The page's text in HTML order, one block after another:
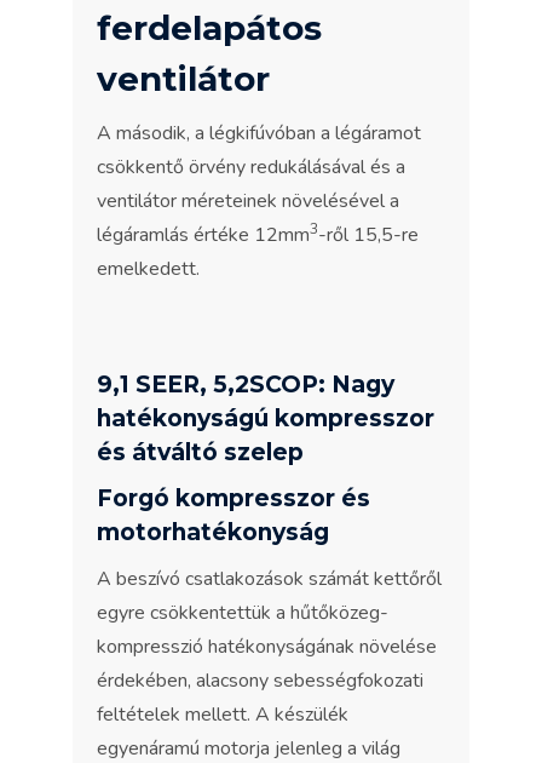
ferdelapátos
ventilátor
A második, a légkifúvóban a légáramot
csökkentő örvény redukálásával és a
ventilátor méreteinek növelésével a
légáramlás értéke 12mm3-ről 15,5-re
emelkedett.
9,1 SEER, 5,2SCOP: Nagy
hatékonyságú kompresszor
és átváltó szelep
Forgó kompresszor és
motorhatékonyság
A beszívó csatlakozások számát kettőről
egyre csökkentettük a hűtőközeg-
kompresszió hatékonyságának növelése
érdekében, alacsony sebességfokozati
feltételek mellett. A készülék
egyenáramú motorja jelenleg a világ